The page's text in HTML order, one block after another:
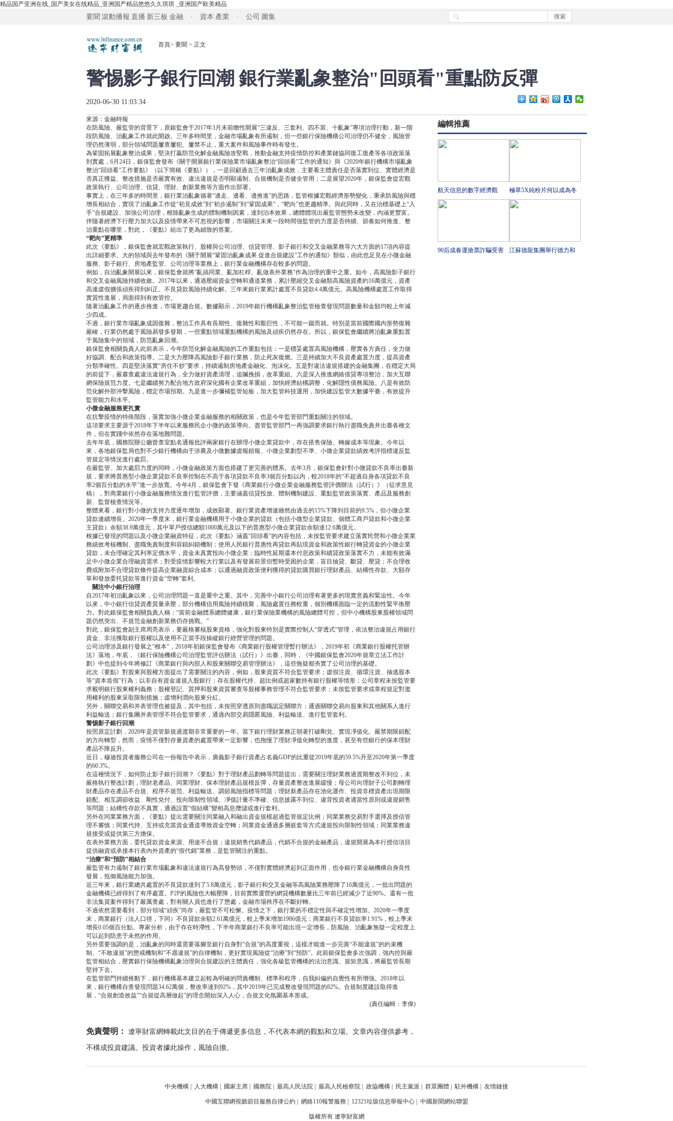
精品国产亚洲在线_国产美女在线精品_亚洲国产精品悠悠久久琪琪 _亚洲国产欧美精品
要聞 滾動播報 直播 新三板 金融 · 資本 產業 · 公司 圖集
首頁> 要聞 > 正文
警惕影子銀行回潮 銀行業亂象整治"回頭看"重點防反彈
2020-06-30 11:03:34
來源：金融時報
在防風險、嚴監管的背景下，原銀監會于2017年3月末前瞻性開展“三違反、三套利、四不當、十亂象”專項治理行動，新一階
段防風險、治亂象工作就此開啟。三年多時間里，金融市場亂象有所遏制，但一些銀行保險機構公司治理仍不健全，風險管
理仍然薄弱，部分領域問題屢查屢犯、屢禁不止，重大案件和風險事件時有發生。
為鞏固拓展亂象整治成果，堅決打贏防范化解金融風險攻堅戰，推動金融支持疫情防控和產業鏈協同復工復產等各項政策落
到實處，6月24日，銀保監會發布《關于開展銀行業保險業市場亂象整治“回頭看”工作的通知》與《2020年銀行機構市場亂象
整治“回頭看”工作要點》（以下簡稱《要點》），一是回顧過去三年治亂象成效，主要看主體責任是否落實到位、實體經濟是
否真正獲益、整改措施是否嚴實有效、違法違規是否明顯遏制、合規機制是否健全管用；二是展望2020年，銀保監會從宏觀
政策執行、公司治理、信貸、理財、創新業務等方面作出部署。
事實上，在三年多的時間里，銀行業治亂象循著“邊走、邊看、邊推進”的思路，監管根據宏觀經濟形勢變化，秉承防風險與穩
增長相結合，實現了治亂象工作從“初見成效”到“初步遏制”到“鞏固成果”，“靶向”也更趨精準。與此同時，又在治標基礎上“入
手”合規建設、加強公司治理，根除亂象生成的體制機制因素，達到治本效果，總體體現出嚴監管態勢未改變，內涵更豐富。
伴隨著經濟下行壓力加大以及疫情帶來不可忽視的影響，市場關注未來一段時間強監管的力度是否持續、節奏如何推進、整
治重點在哪里，對此，《要點》給出了更為細致的答案。
“靶向”更精準
此次《要點》，銀保監會就宏觀政策執行、股權與公司治理、信貸管理、影子銀行和交叉金融業務等六大方面的17項內容提
出詳細要求。大的領域與去年發布的《關于開展“鞏固治亂象成果 促進合規建設”工作的通知》類似，由此也足見在小微金融
服務、影子銀行、房地產監管、公司治理等業務上，銀行業金融機構存在較多的問題。
例如，自治亂象開展以來，銀保監會就將“亂搞同業、亂加杠桿、亂做表外業務”作為治理的重中之重。如今，高風險影子銀行
和交叉金融風險持續收斂。2017年以來，通過壓縮資金空轉和通道業務，累計壓縮交叉金融類高風險資產約16萬億元，資產
高速虛假擴張頑疾得到糾正。不良貸款風險持續化解。三年來銀行業累計處置不良貸款4.4萬億元。高風險機構處置工作取得
實質性進展，局面得到有效管控。
隨著治亂象工作的逐步推進，市場更趨合規。數據顯示，2019年銀行機構亂象整治監管檢查發現問題數量和金額均較上年減
少四成。
不過，銀行業市場亂象成因復雜，整治工作具有長期性、復雜性和艱巨性，不可能一蹴而就。特別是當前國際國內形勢復雜
嚴峻，行業仍然處于風險易發多發期，一些重點領域重點機構的風險及頑疾仍然存在。所以，銀保監會繼續將治亂象重點置
于風險集中的領域，防范亂象回潮。
銀保監會相關負責人此前表示，今年防范化解金融風險的工作重點包括：一是穩妥處置高風險機構，壓實各方責任，全力做
好協調、配合和政策指導。二是大力壓降高風險影子銀行業務，防止死灰復燃。三是持續加大不良資產處置力度，提高資產
分類準確性。四是堅決落實“房住不炒”要求，持續遏制房地產金融化、泡沫化。五是對違法違規搭建的金融集團，在穩定大局
的前提下，嚴肅查處違法違規行為，全力做好資產清理，追贓挽損，改革重組。六是深入推進網絡借貸專項整治，加大互聯
網保險規范力度。七是繼續努力配合地方政府深化國有企業改革重組，加快經濟結構調整，化解隱性債務風險。八是有效防
范化解外部沖擊風險，穩定市場預期。九是進一步彌補監管短板，加大監管科技運用，加快建設監管大數據平臺，有效提升
監管能力和水平。
小微金融服務更扎實
在抗擊疫情的特殊階段，落實加強小微企業金融服務的相關政策，也是今年監管部門重點關注的領域。
這項要求主要源于2018年下半年以來服務民企小微的政策導向。盡管監管部門一再強調要求銀行執行盡職免責并出臺各種文
件，但在實踐中依然存在落地難問題。
去年年底，國務院辦公廳督查室點名通報批評兩家銀行在辦理小微企業貸款中，存在搭售保險、轉嫁成本等現象。今年以
來，各地銀保監局也對不少銀行機構由于涉農及小微數據虛報錯報、小微企業劃型不準、小微企業貸款績效考評指標違反監
管規定等情況進行處罰。
在嚴監管、加大處罰力度的同時，小微金融政策方面也搭建了更完善的體系。去年3月，銀保監會針對小微貸款不良率出臺新
規，要求將普惠型小微企業貸款不良率控制在不高于各項貸款不良率3個百分點以內，較2018年的“不超過自身各項貸款不良
率2個百分點的水平”進一步放寬。今年4月，銀保監會下發《商業銀行小微企業金融服務監管評價辦法（試行）》（征求意見
稿），對商業銀行小微金融服務情況進行監管評價，主要涵蓋信貸投放、體制機制建設、重點監管政策落實、產品及服務創
新、監督檢查情況等。
整體來看，銀行對小微的支持力度逐年增加，成效顯著。銀行業資產增速雖然由過去的15%下降到目前的9.5%，但小微企業
貸款連續增長。2020年一季度末，銀行業金融機構用于小微企業的貸款（包括小微型企業貸款、個體工商戶貸款和小微企業
主貸款）余額38.9萬億元，其中單戶授信總額1000萬元及以下的普惠型小微企業貸款余額達12.6萬億元。
根據已發現的問題以及小微企業融資特征，此次《要點》涵蓋“回頭看”的內容包括，未按監管要求建立落實民營和小微企業業
務績效考核機制、盡職免責制度和容錯糾錯機制；使用人民銀行普惠性再貸款再貼現資金和政策性銀行轉貸資金的小微企業
貸款，未合理確定其利率定價水平，資金未真實投向小微企業；臨時性延期還本付息政策和續貸政策落實不力，未能有效滿
足中小微企業合理融資需求；對受疫情影響較大行業以及有發展前景但暫時受困的企業，盲目抽貸、斷貸、壓貸；不合理收
費或附加不合理貸款條件提高企業融資綜合成本；以通過融資政策便利獲得的貸款購買銀行理財產品、結構性存款、大額存
單和發放委托貸款等進行資金“空轉”套利。
關注中小銀行治理
自2017年初治亂象以來，公司治理問題一直是重中之重。其中，完善中小銀行公司治理有著更多的現實意義和緊迫性。今年
以來，中小銀行信貸資產質量承壓，部分機構信用風險持續積聚，風險處置任務較重，個別機構面臨一定的流動性緊平衡壓
力。對此銀保監會相關負責人稱：“當前金融體系總體健康，銀行業保險業機構的風險總體可控，但中小機構股東股權領域問
題仍然突出、不規范金融創新業務仍存挑戰。”
對此，銀保監會副主席周亮表示，要嚴格審核股東資格，強化對股東特別是實際控制人“穿透式”管理，依法整治違規占用銀行
資金、非法獲取銀行股權以及使用不正當手段操縱銀行經營管理的問題。
公司治理涉及銀行發展之“根本”，2018年初銀保監會發布《商業銀行股權管理暫行辦法》，2019年初《商業銀行股權托管辦
法》落地，年底，《銀行保險機構公司治理監管評估辦法（試行）》出臺，同時，《中國銀保監會2020年規章立法工作計
劃》中也提到今年將修訂《商業銀行與內部人和股東關聯交易管理辦法》，這些無疑都夯實了公司治理的基礎。
此次《要點》對股東與股權方面提出了需要關注的內容，例如，股東資質不符合監管要求；虛假注資、循環注資、抽逃股本
等“資本造假”行為；以非自有資金違規入股銀行；存在股權代持、超比例或超家數持有銀行股權等情形；公司章程未按監管要
求載明銀行股東權利義務；股權登記、質押和股東資質審查等股權事務管理不符合監管要求；未按監管要求或章程規定對濫
用權利的股東采取限制措施；虛增利潤向股東分紅。
另外，關聯交易和并表管理也被提及，其中包括，未按照穿透原則盡職認定關聯方；通過關聯交易向股東和其他關系人進行
利益輸送；銀行集團并表管理不符合監管要求，通過內部交易隱匿風險、利益輸送、進行監管套利。
警惕影子銀行回潮
按照原定計劃，2020年是資管新規過渡期非常重要的一年。當下銀行理財業務正朝著打破剛兌、實現凈值化、嚴禁期限錯配
的方向轉型，然而，疫情不僅對存量資產的處置帶來一定影響，也拖慢了理財凈值化轉型的進度，甚至有些銀行的保本理財
產品不降反升。
近日，穆迪投資者服務公司在一份報告中表示，廣義影子銀行資產占名義GDP的比重從2019年底的59.5%升至2020年第一季度
的60.3%。
在這種情況下，如何防止影子銀行回潮？《要點》對于理財產品劃轉等問題提出，需要關注理財業務過渡期整改不到位，未
嚴格執行整改計劃，理財老產品、同業理財、保本理財產品規模反彈，存量資產整改進展緩慢；母公司向理財子公司劃轉理
財產品存在產品不合規、程序不規范、利益輸送、調節風險指標等問題；理財新產品存在池化運作、投資非標資產出現期限
錯配、相互調節收益、剛性兌付、投向限制性領域、凈值計量不準確、信息披露不到位、違背投資者適當性原則或違規銷售
等問題；結構性存款不真實，通過設置“假結構”變相高息攬儲或進行套利。
另外在同業業務方面，《要點》提出需要關注同業融入和融出資金規模超過監管規定比例；同業業務交易對手選擇及授信管
理不審慎；同業代持、互持或充當資金通道導致資金空轉；同業資金通過多層嵌套等方式違規投向限制性領域；同業業務違
規接受或提供第三方擔保。
在表外業務方面，委托貸款資金來源、用途不合規；違規銷售代銷產品，代銷不合規的金融產品，違規開展為本行授信項目
提供融資或承接本行表內外資產的“假代銷”業務，是監管關注的重點。
“治療”和“預防”相結合
嚴監管有力遏制了銀行業市場亂象和違法違規行為高發勢頭，不僅對實體經濟起到正面作用，也令銀行業金融機構自身良性
發展，抵御風險能力加強。
近三年來，銀行業總共處置的不良貸款達到了5.8萬億元，影子銀行和交叉金融等高風險業務壓降了16萬億元，一批出問題的
金融機構已經得到了有序處置。P2P的風險也大幅壓降，目前實際運營的網貸機構數量比三年前已經減少了近90%。還有一批
非法集資案件得到了嚴厲查處，對有關人員也進行了懲處，金融市場秩序在不斷好轉。
不過依然需要看到，部分領域“頑疾”尚存，嚴監管不可松懈。疫情之下，銀行業的不穩定性與不確定性增加。2020年一季度
末，商業銀行（法人口徑，下同）不良貸款余額2.61萬億元，較上季末增加1986億元；商業銀行不良貸款率1.91%，較上季末
增長0.05個百分點。專家分析，由于存在時滯性，下半年商業銀行不良率可能出現一定增長，防風險、治亂象無疑一定程度上
可以起到防患于未然的作用。
另外需要強調的是，治亂象的同時還需要落腳至銀行自身對“合規”的高度重視，這樣才能進一步完善“不能違規”的約束機
制、“不敢違規”的懲戒機制和“不愿違規”的自律機制，更好實現風險從“治療”到“預防”。此前銀保監會多次強調，強內控與嚴
監管相結合，壓實銀行保險機構亂象治理與合規建設的主體責任，強化各級監管機構的法治意識、規矩意識，將嚴監管長期
堅持下去。
在監管部門持續推動下，銀行機構基本建立起較為明確的問責機制、標準和程序，自我糾偏的自覺性有所增強。2018年以
來，銀行機構自查發現問題34.62萬個，整改率達到92%，其中2019年已完成整改發現問題的82%。合規制度建設取得進
展，“合規創造效益”“合規從高層做起”的理念開始深入人心，合規文化氛圍基本形成。
(責任編輯：李偉)
免責聲明： 遼寧財富網轉載此文目的在于傳遞更多信息，不代表本網的觀點和立場。文章內容僅供參考，
不構成投資建議。投資者據此操作，風險自擔。
編輯推薦
航天信息的數字經濟觀
極草5X純粉片何以成為冬
蟲夏草行業領跑者？
90后成春運搶票詐騙受害
江蘇德龍集團舉行德力和
中央機構 人大機構 國家主席 國務院 最高人民法院 最高人民檢察院 政協機構 民主黨派 群眾團體 |駐外機構 友情鏈接
中國互聯網視聽節目服務自律公約| 網絡110報警服務 12321垃圾信息舉報中心| 中國新聞網站聯盟
版權所有 遼寧財富網